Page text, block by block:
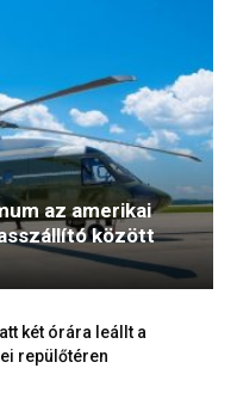
az amerikai
között
két órára leállt a
repülőtéren